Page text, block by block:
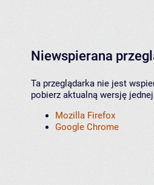
Niewspierana
Ta przeglądarka nie jest
pobierz aktualną wersję
Mozilla Firefox
Google Chrome